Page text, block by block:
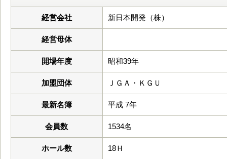
経営会社 新日本開発（株）
経営母体
開場年度 昭和39年
加盟団体 ＪＧＡ・ＫＧＵ
最新名簿 平成 7年
会員数 1534名
ホール数 18Ｈ